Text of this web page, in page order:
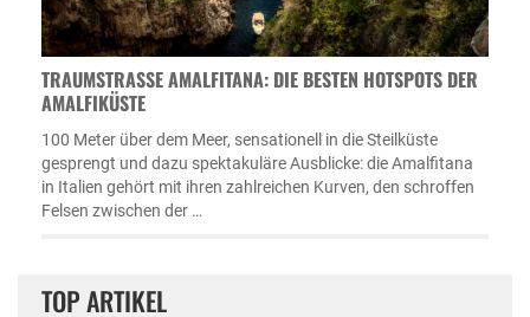
TRAUMSTRASSE AMALFITANA: DIE BESTEN HOTSPOTS DER A
MALFIKÜSTE
100 Meter über dem Meer, sensationell in die Steilküste
gesprengt und dazu spektakuläre Ausblicke: die Amalfitana
in Italien gehört mit ihren zahlreichen Kurven, den schroffen
Felsen zwischen der …
TOP ARTIKEL